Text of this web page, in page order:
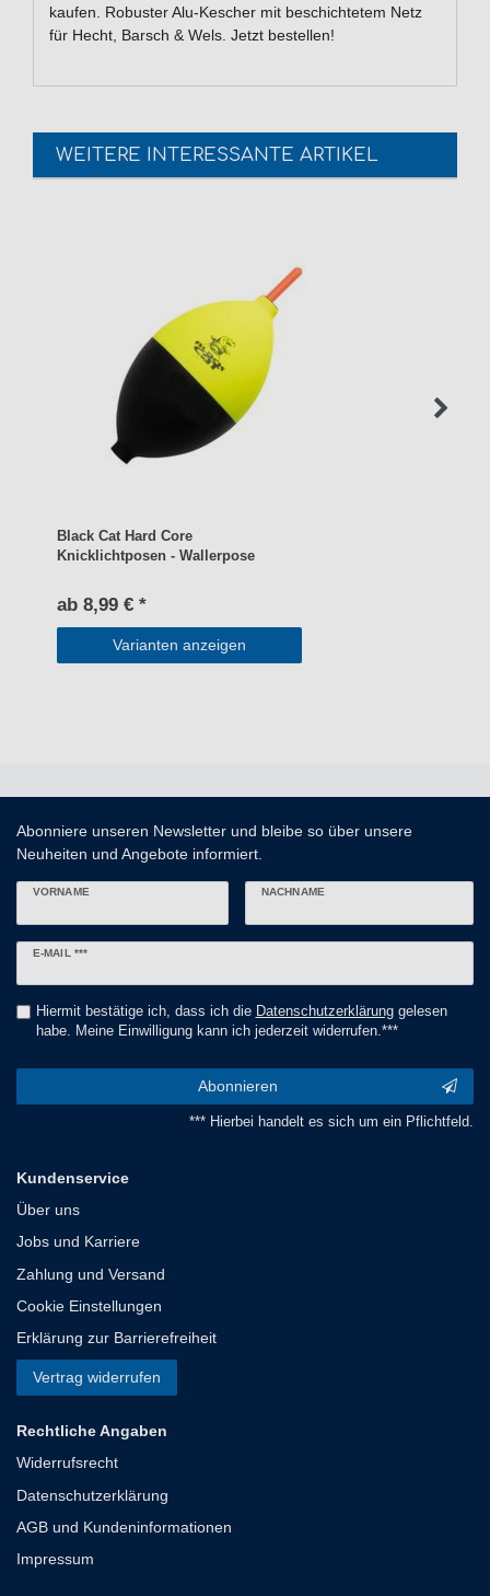
kaufen. Robuster Alu-Kescher mit beschichtetem Netz
für Hecht, Barsch & Wels. Jetzt bestellen!
WEITERE INTERESSANTE ARTIKEL
Black Cat Hard Core
Knicklichtposen - Wallerpose
ab 8,99 € *
Varianten anzeigen
Abonniere unseren Newsletter und bleibe so über unsere
Neuheiten und Angebote informiert.
VORNAME NACHNAME
E-MAIL ***
Newsletter
Hiermit bestätige ich, dass ich die Daten­schutz­erklärunggelesen
habe. Meine Einwilligung kann ich jederzeit widerrufen.***
Abonnieren
*** Hierbei handelt es sich um ein Pflichtfeld.
Kundenservice
Über uns
Jobs und Karriere
Zahlung und Versand
Cookie Einstellungen
Erklärung zur Barrierefreiheit
Vertrag widerrufen
Rechtliche Angaben
Widerrufsrecht
Datenschutzerklärung
AGB und Kundeninformationen
Impressum